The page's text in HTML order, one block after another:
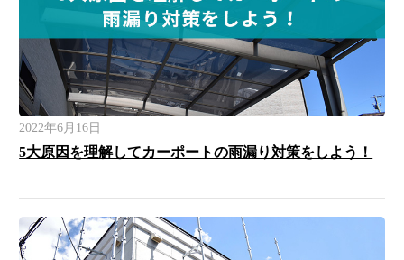
2022年6月16日
5大原因を理解してカーポートの雨漏り対策をしよう！